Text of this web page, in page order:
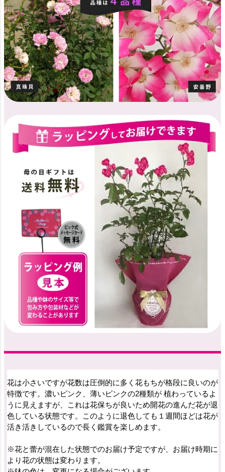
花は小さいですが花数は圧倒的に多く花もちが格段に良いのが
特徴です。濃いピンク、薄いピンクの2種類が 植わっているよ
うに見えますが、これは花保ちが良いため開花の進んだ花が退
色している状態です。このように退色しても１週間ほどは花が
活き活きしているので長く鑑賞を楽しめます。
※花と蕾が混在した状態でのお届け予定ですが、お届け時期に
より花の状態は変わります。